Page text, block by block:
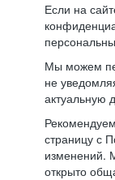
Если на
Мы можем
не
актуальную
страницу с
изменений.
открыто